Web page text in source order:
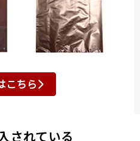
こちら
されている